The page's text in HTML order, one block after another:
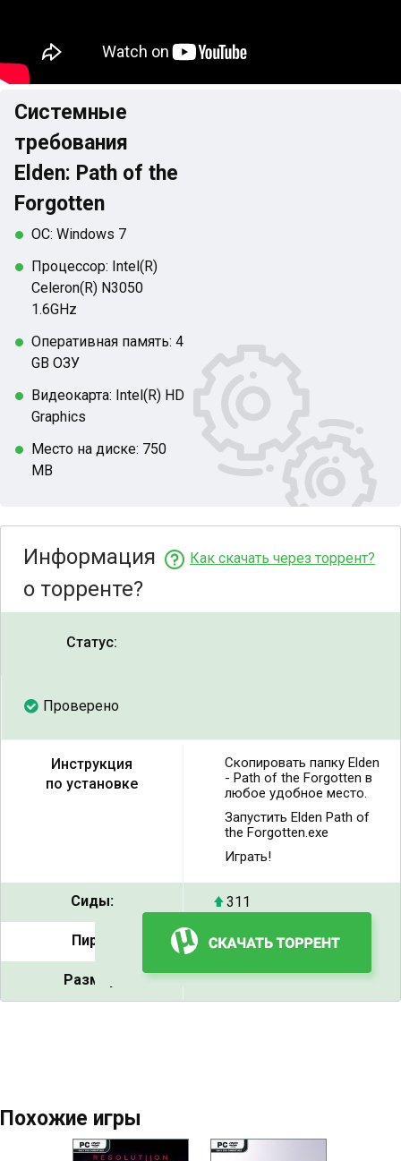
Системные
требования
Elden: Path of the
Forgotten
ОС: Windows 7
Процессор: Intel(R)
Celeron(R) N3050
1.6GHz
Оперативная память: 4
GB ОЗУ
Видеокарта: Intel(R) HD
Graphics
Место на диске: 750
MB
Как скачать через торрент?
Информация
о торренте?
Статус:
Проверено
Инструкция
по установке
Скопировать папку Elden
- Path of the Forgotten в
любое удобное место.
Запустить Elden Path of
the Forgotten.exe
Играть!
Сиды: 311
Пиры: 20
Размер: 719 MB
Похожие игры